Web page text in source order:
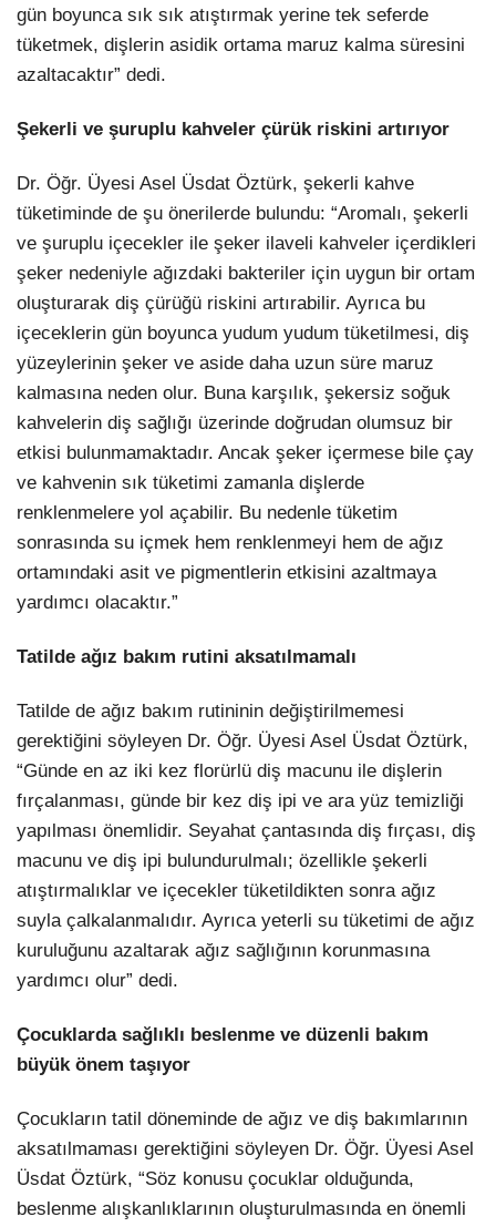
gün boyunca sık sık atıştırmak yerine tek seferde
tüketmek, dişlerin asidik ortama maruz kalma süresini
azaltacaktır” dedi.
Şekerli ve şuruplu kahveler çürük riskini artırıyor
Dr. Öğr. Üyesi Asel Üsdat Öztürk, şekerli kahve
tüketiminde de şu önerilerde bulundu: “Aromalı, şekerli
ve şuruplu içecekler ile şeker ilaveli kahveler içerdikleri
şeker nedeniyle ağızdaki bakteriler için uygun bir ortam
oluşturarak diş çürüğü riskini artırabilir. Ayrıca bu
içeceklerin gün boyunca yudum yudum tüketilmesi, diş
yüzeylerinin şeker ve aside daha uzun süre maruz
kalmasına neden olur. Buna karşılık, şekersiz soğuk
kahvelerin diş sağlığı üzerinde doğrudan olumsuz bir
etkisi bulunmamaktadır. Ancak şeker içermese bile çay
ve kahvenin sık tüketimi zamanla dişlerde
renklenmelere yol açabilir. Bu nedenle tüketim
sonrasında su içmek hem renklenmeyi hem de ağız
ortamındaki asit ve pigmentlerin etkisini azaltmaya
yardımcı olacaktır.”
Tatilde ağız bakım rutini aksatılmamalı
Tatilde de ağız bakım rutininin değiştirilmemesi
gerektiğini söyleyen Dr. Öğr. Üyesi Asel Üsdat Öztürk,
“Günde en az iki kez florürlü diş macunu ile dişlerin
fırçalanması, günde bir kez diş ipi ve ara yüz temizliği
yapılması önemlidir. Seyahat çantasında diş fırçası, diş
macunu ve diş ipi bulundurulmalı; özellikle şekerli
atıştırmalıklar ve içecekler tüketildikten sonra ağız
suyla çalkalanmalıdır. Ayrıca yeterli su tüketimi de ağız
kuruluğunu azaltarak ağız sağlığının korunmasına
yardımcı olur” dedi.
Çocuklarda sağlıklı beslenme ve düzenli bakım
büyük önem taşıyor
Çocukların tatil döneminde de ağız ve diş bakımlarının
aksatılmaması gerektiğini söyleyen Dr. Öğr. Üyesi Asel
Üsdat Öztürk, “Söz konusu çocuklar olduğunda,
beslenme alışkanlıklarının oluşturulmasında en önemli